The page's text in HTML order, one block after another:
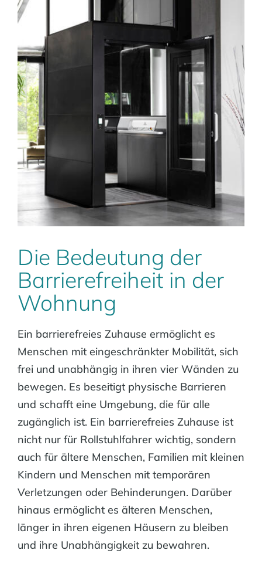
Die Bedeutung der
Barrierefreiheit in der
Wohnung
Ein barrierefreies Zuhause ermöglicht es
Menschen mit eingeschränkter Mobilität, sich
frei und unabhängig in ihren vier Wänden zu
bewegen. Es beseitigt physische Barrieren
und schafft eine Umgebung, die für alle
zugänglich ist. Ein barrierefreies Zuhause ist
nicht nur für Rollstuhlfahrer wichtig, sondern
auch für ältere Menschen, Familien mit kleinen
Kindern und Menschen mit temporären
Verletzungen oder Behinderungen. Darüber
hinaus ermöglicht es älteren Menschen,
länger in ihren eigenen Häusern zu bleiben
und ihre Unabhängigkeit zu bewahren.